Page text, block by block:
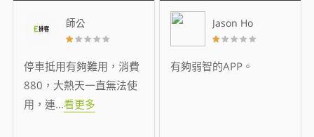
師公
停車抵用有夠難用，消費
880，大熱天一直無法使
用，連...看更多
Jason Ho
有夠弱智的APP。